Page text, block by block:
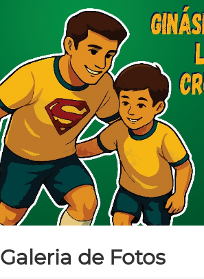
Galeria de Fotos